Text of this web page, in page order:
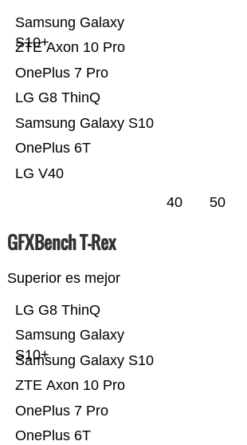
LG V40
OnePlus 6T
Samsung Galaxy S10
LG G8 ThinQ
OnePlus 7 Pro
ZTE Axon 10 Pro
Samsung Galaxy
S10+
40 50
GFXBench T-Rex
Superior es mejor
OnePlus 6T
OnePlus 7 Pro
ZTE Axon 10 Pro
Samsung Galaxy S10
Samsung Galaxy
S10+
LG G8 ThinQ